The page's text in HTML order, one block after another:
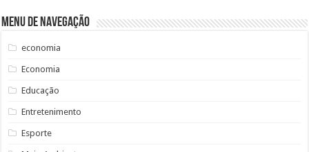
Menu de Navegação
economia
Economia
Educação
Entretenimento
Esporte